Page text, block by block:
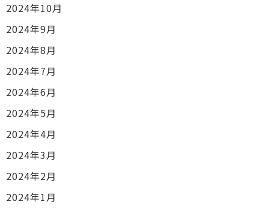
2024年10月
2024年9月
2024年8月
2024年7月
2024年6月
2024年5月
2024年4月
2024年3月
2024年2月
2024年1月